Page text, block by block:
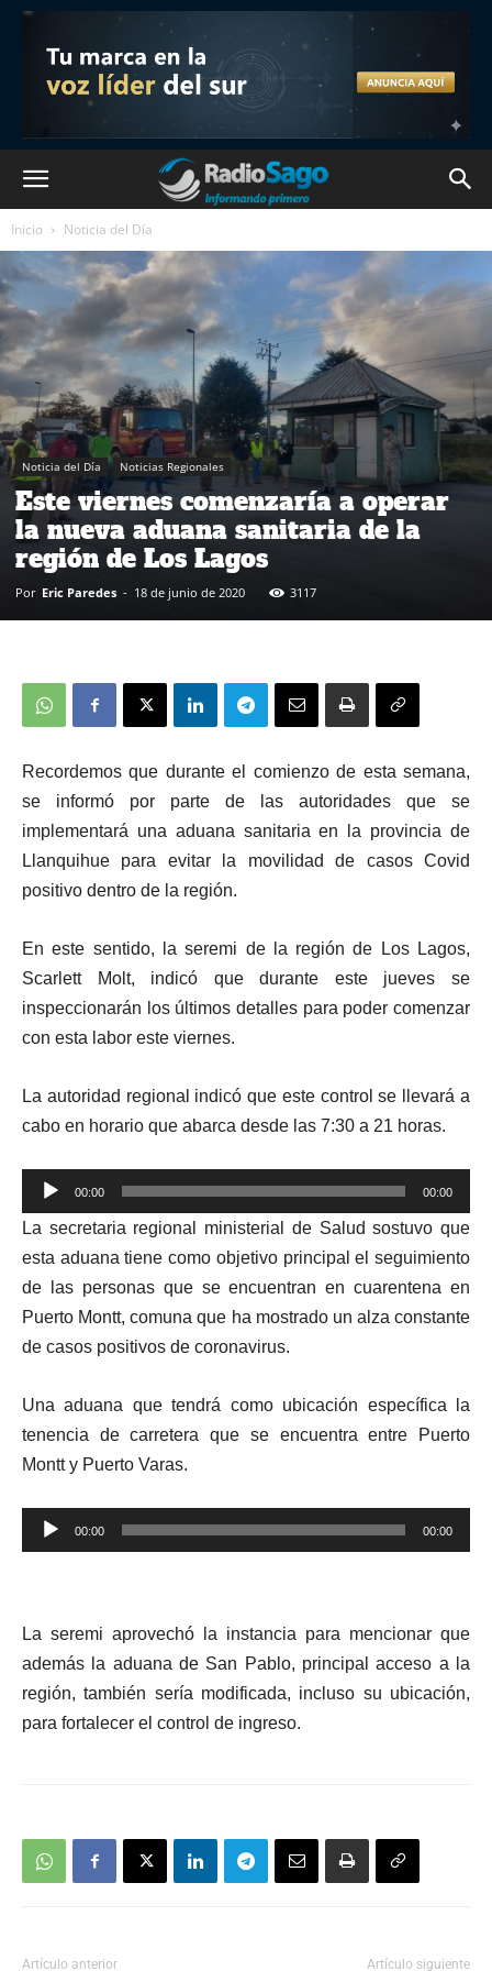
Inicio Noticia del Día
Noticia del Día Noticias Regionales
Este viernes comenzaría a operar
la nueva aduana sanitaria de la
región de Los Lagos
Por Eric Paredes - 18 de junio de 2020 3117
Recordemos que durante el comienzo de esta semana,
se informó por parte de las autoridades que se
implementará una aduana sanitaria en la provincia de
Llanquihue para evitar la movilidad de casos Covid
positivo dentro de la región.
En este sentido, la seremi de la región de Los Lagos,
Scarlett Molt, indicó que durante este jueves se
inspeccionarán los últimos detalles para poder comenzar
con esta labor este viernes.
La autoridad regional indicó que este control se llevará a
cabo en horario que abarca desde las 7:30 a 21 horas.
Reproductor
de
audio
00:00 00:00
La secretaria regional ministerial de Salud sostuvo que
esta aduana tiene como objetivo principal el seguimiento
de las personas que se encuentran en cuarentena en
Puerto Montt, comuna que ha mostrado un alza constante
de casos positivos de coronavirus.
Una aduana que tendrá como ubicación específica la
tenencia de carretera que se encuentra entre Puerto
Montt y Puerto Varas.
Reproductor
de
00:00 00:00
La seremi aprovechó la instancia para mencionar que
además la aduana de San Pablo, principal acceso a la
región, también sería modificada, incluso su ubicación,
para fortalecer el control de ingreso.
Artículo anterior Artículo siguiente